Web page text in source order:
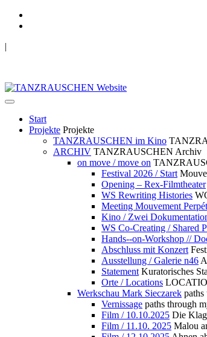
|
Start
Projekte Projekte
TANZRAUSCHEN im Kino
ARCHIV TANZRAUSCHEN Archiv
on move / move on
Festival 2026 / Start
Opening – Rex-Filmtheater
WS Rewriting Histories
Meeting Mouvement
Kino / Zwei
WS Co-Creating / Shared
Hands--on-Workshop //
Abschluss mit Konzert
Ausstellung / Galerie n46
Statement Kuratorisches
Orte / Locations
Werkschau Mark Sieczarek
Vernissage paths through
Film / 10.10.2025 Die
Film / 11.10. 2025 Malou